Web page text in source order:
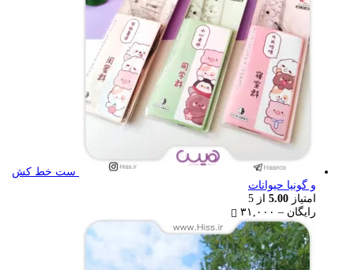
ست خط کش
و گونیا حیوانات
امتیاز 5.00 از 5
رایگان – ۳۱,۰۰۰
range:
رایگان
through
۳۱,۰۰۰ تومان